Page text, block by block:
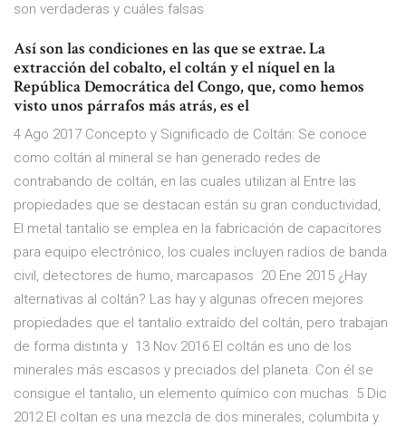
son verdaderas y cuáles falsas
Así son las condiciones en las que se extrae. La
extracción del cobalto, el coltán y el níquel en la
República Democrática del Congo, que, como hemos
visto unos párrafos más atrás, es el
4 Ago 2017 Concepto y Significado de Coltán: Se conoce
como coltán al mineral se han generado redes de
contrabando de coltán, en las cuales utilizan al Entre las
propiedades que se destacan están su gran conductividad,
El metal tantalio se emplea en la fabricación de capacitores
para equipo electrónico, los cuales incluyen radios de banda
civil, detectores de humo, marcapasos 20 Ene 2015 ¿Hay
alternativas al coltán? Las hay y algunas ofrecen mejores
propiedades que el tantalio extraído del coltán, pero trabajan
de forma distinta y 13 Nov 2016 El coltán es uno de los
minerales más escasos y preciados del planeta. Con él se
consigue el tantalio, un elemento químico con muchas 5 Dic
2012 El coltan es una mezcla de dos minerales, columbita y